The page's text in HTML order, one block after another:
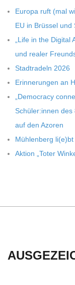
Europa ruft (mal
EU in Brüs­sel und
„Life in the
und rea­ler
Stadt­ra­deln 2026
Erin­ne­run­gen an
„Demo­cracy
Schüler:innen
auf den Azoren
Müh­len­berg
Aktion „Toter